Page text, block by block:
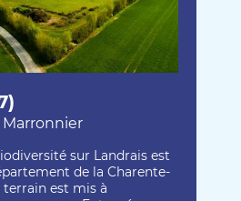
Marronnier
sur Landrais est
de la Charente-
terrain est mis à